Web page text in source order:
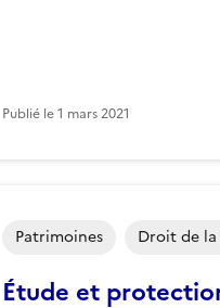
Publié le1 mars 2021
Étude et
Patrimoines Droit de